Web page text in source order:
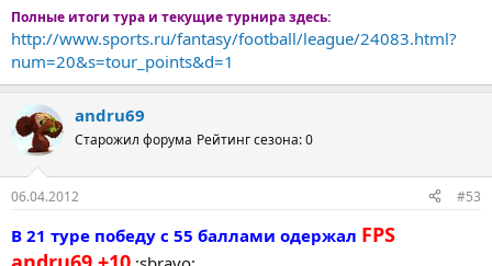
Полные итоги тура и текущие турнира здесь:
http://www.sports.ru/fantasy/football/league/24083.html?
num=20&s=tour_points&d=1
andru69
Старожил форума Рейтинг сезона: 0
06.04.2012 #53
В 21 туре победу с 55 баллами одержал FPS